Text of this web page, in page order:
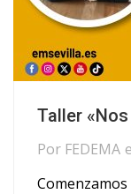
Taller
Por FEDEMA